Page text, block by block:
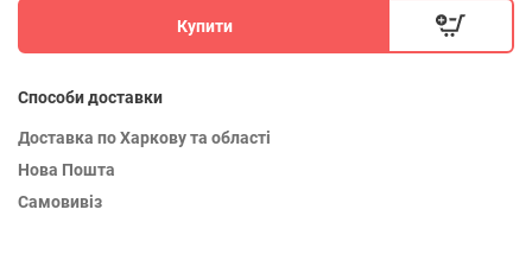
Купити
Способи доставки
Доставка по Харкову та області
Нова Пошта
Самовивіз